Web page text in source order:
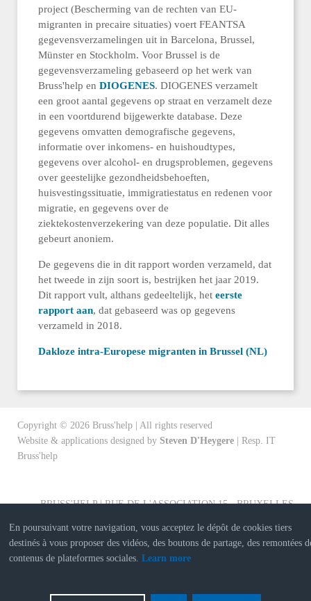
project (Bescherming van de rechten van EU-
migranten in precaire situaties) voert FEANTSA
gegevensverzamelingen uit in Barcelona, Brussel,
Münster en Stockholm. Voor Brussel is de
gegevensverzameling gebaseerd op het werk van
Bruss'help en DIOGENES. DIOGENES verzamelt
een groot aantal gegevens op straat en verzamelt deze
in een voortdurend bijgewerkte database. Deze
gegevens omvatten demografische gegevens,
informatie over inkomens- en huishoudtypes,
gegevens over alcohol- en drugsproblemen, gegevens
over geestelijke gezondheidsbehoeften,
huisvestingssituatie, immigratiestatus en redenen voor
migratie, en gegevens over de
ziektekostenverzekering van deze populatie. Dit alles
gebeurt anoniem.
De gegevens die in dit rapport worden verzameld, dat
het tweede in zijn soort is, bestrijken het jaar 2019.
Dit rapport vult, althans gedeeltelijk, het eerste
rapport aan, dat gebaseerd was op gegevens
verzameld in 2018.
Dakloze intra-Europese migranten in Brussel (NL)
Copyright © 2026 Bruss'help | All rights reserved
Website & applications designed by Steven D'Heygere | Resp. IT
Bruss'help
BRUSS'HELP | RUE DE L'ASSOCIATION 15 - BRUXELLES
En poursuivant votre navigation, vous acceptez le dépôt de cookies tiers
destinés à vous proposer des vidéos, des boutons de partage, des remontées
contenus de plateformes sociales.Learn more